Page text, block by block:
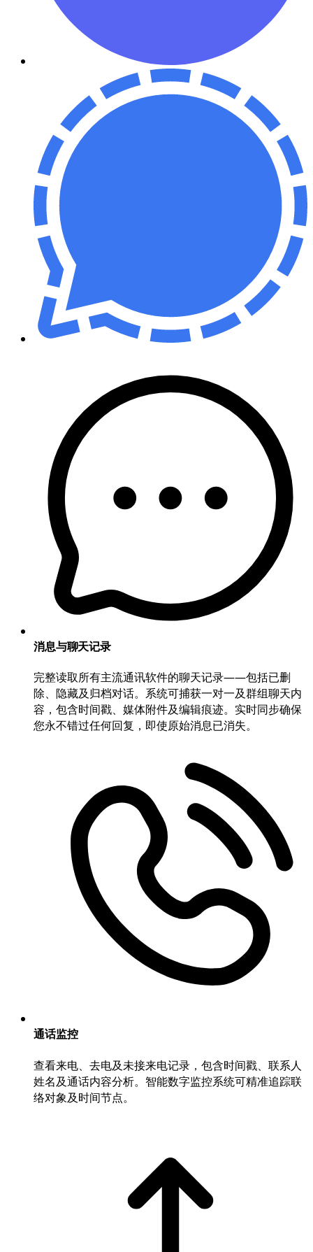
消息与聊天记录
完整读取所有主流通讯软件的聊天记录——包括已删
除、隐藏及归档对话。系统可捕获一对一及群组聊天内
容，包含时间戳、媒体附件及编辑痕迹。实时同步确保
您永不错过任何回复，即使原始消息已消失。
通话监控
查看来电、去电及未接来电记录，包含时间戳、联系人
姓名及通话内容分析。智能数字监控系统可精准追踪联
络对象及时间节点。